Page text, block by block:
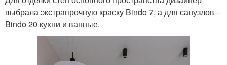
выбрала экстрапрочную краску Bindo 7, а для санузлов -
Bindo 20 кухни и ванные.